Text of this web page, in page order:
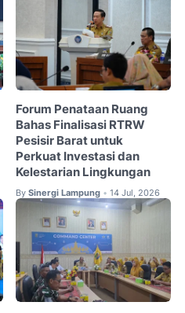
Forum Penataan Ruang
Bahas Finalisasi RTRW
Pesisir Barat untuk
Perkuat Investasi dan
Kelestarian Lingkungan
By Sinergi Lampung • 14 Jul, 2026